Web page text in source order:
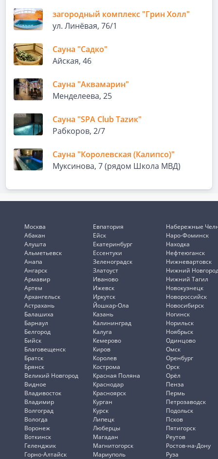
загородный комплекс "Грин Холл"
ул. Линёвая, 76/1
Сауна "Садко"
Айская, 46
Сауна "Аквамарин"
Менделеева, 25
Сауна "SPA Club Таzик"
Рабкоров, 2/7
Сауна "Королевская (Калипсо)"
Муксинова, 7 (рядом Школа МВД)
Москва
Абакан
Алушта
Альметьевск
Анапа
Ангарск
Армавир
Артем
Архангельск
Астрахань
Балашиха
Барнаул
Белгород
Бийск
Благовещенск
Братск
Брянск
Великий Новгород
Видное
Владивосток
Владимир
Волгоград
Вологда
Воронеж
Воткинск
Геленджик
Горно-Алтайск
Евпатория
Ейск
Екатеринбург
Ессентуки
Зеленоградск
Златоуст
Иваново
Ижевск
Иркутск
Йошкар-Ола
Казань
Калининград
Калуга
Кемерово
Киров
Королев
Кострома
Красная Поляна
Краснодар
Красноярск
Курган
Курск
Липецк
Люберцы
Магадан
Магнитогорск
Мариуполь
Набережные
Наро-Фоминск
Находка
Нефтеюганск
Нижневартовск
Нижний
Нижний Тагил
Новокузнецк
Новороссийск
Новосибирск
Ногинск
Норильск
Ноябрьск
Одинцово
Омск
Оренбург
Орск
Орёл
Пенза
Пермь
Петрозаводск
Подольск
Псков
Пятигорск
Реутов
Ростов-на-Дону
Руза